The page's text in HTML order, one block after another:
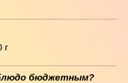
г
бюджетным?